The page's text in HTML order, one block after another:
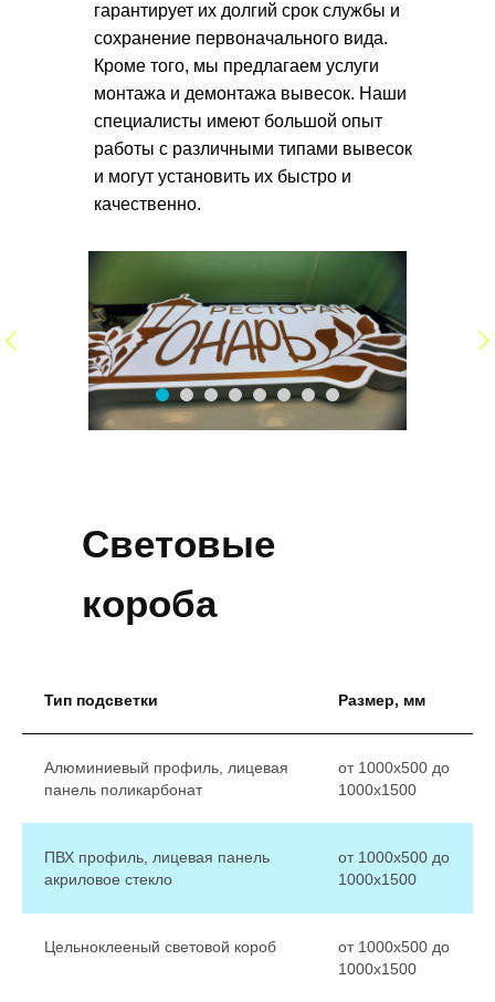
гарантирует их долгий срок службы и
сохранение первоначального вида.
Кроме того, мы предлагаем услуги
монтажа и демонтажа вывесок. Наши
специалисты имеют большой опыт
работы с различными типами вывесок
и могут установить их быстро и
качественно.
Световые
короба
Тип подсветки Размер, мм
Алюминиевый профиль, лицевая
панель поликарбонат
от 1000х500 до
1000х1500
ПВХ профиль, лицевая панель
акриловое стекло
от 1000х500 до
1000х1500
Цельноклееный световой короб
от 1000х500 до
1000х1500